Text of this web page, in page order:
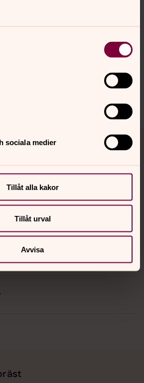
sociala medier
Tillåt alla kakor
Tillåt urval
Avvisa
frågor på sidans